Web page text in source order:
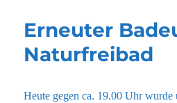
Erneuter
Naturfreibad
Heute gegen ca. 19.00 Uhr wurde